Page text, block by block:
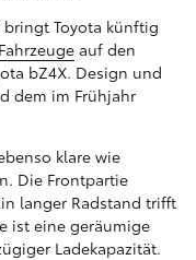
bringt Toyota künftig
auf den
bZ4X. Design und
dem im Frühjahr
klare wie
Die Frontpartie
langer Radstand trifft
ist eine geräumige
Ladekapazität.